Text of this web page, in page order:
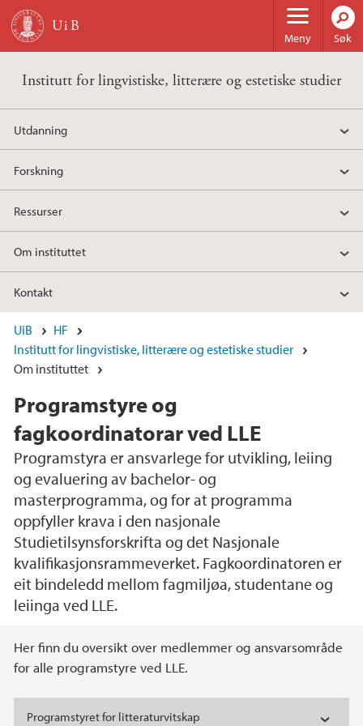
Hopp til hovedinnhold
Meny Søk
Institutt for lingvistiske, litterære og estetiske studier
Utdanning
Forskning
Ressurser
Om instituttet
Kontakt
UiB
HF
Institutt for lingvistiske, litterære og estetiske studier
Om instituttet
Programstyre og
fagkoordinatorar ved LLE
Programstyra er ansvarlege for utvikling, leiing
og evaluering av bachelor- og
masterprogramma, og for at programma
oppfyller krava i den nasjonale
Studietilsynsforskrifta og det Nasjonale
kvalifikasjonsrammeverket. Fagkoordinatoren er
eit bindeledd mellom fagmiljøa, studentane og
leiinga ved LLE.
Hovedinnhold
Her finn du oversikt over medlemmer og ansvarsområde
for alle programstyre ved LLE.
Programstyret for litteraturvitskap